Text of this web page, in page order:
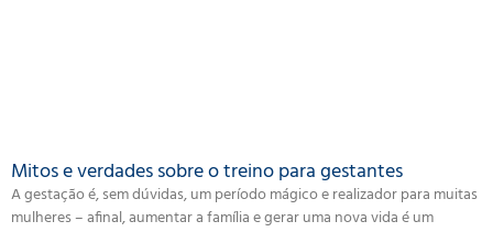
Mitos e verdades sobre o treino para gestantes
A gestação é, sem dúvidas, um período mágico e realizador para muitas
mulheres – afinal, aumentar a família e gerar uma nova vida é um